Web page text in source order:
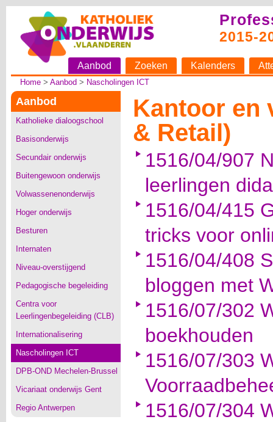
2015-
Aanbod Zoeken Kalenders
Home> Aanbod > Nascholingen ICT
Aanbod
Katholieke dialoogschool
Basisonderwijs
Secundair onderwijs
Buitengewoon onderwijs
Volwassenenonderwijs
Hoger onderwijs
Besturen
Internaten
Niveau-overstijgend
Pedagogische begeleiding
Centra voor
Leerlingenbegeleiding (CLB)
Internationalisering
Nascholingen ICT
DPB-OND Mechelen-Brussel
Vicariaat onderwijs Gent
Regio Antwerpen
Kantoor en
& Retail)
1516/04/907
leerlingen
1516/04/415
tricks voor
1516/04/408
bloggen met
1516/07/302
boekhouden
1516/07/303
1516/07/304